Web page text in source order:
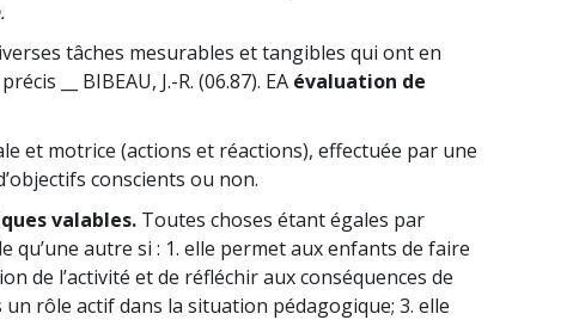
tâches mesurables et tangibles qui ont en
__ BIBEAU, J.-R. (06.87). EA évaluation de
et motrice (actions et réactions), effectuée par une
conscients ou non.
valables. Toutes choses étant égales par
qu’une autre si : 1. elle permet aux enfants de faire
de l’activité et de réfléchir aux conséquences de
un rôle actif dans la situation pédagogique; 3. elle